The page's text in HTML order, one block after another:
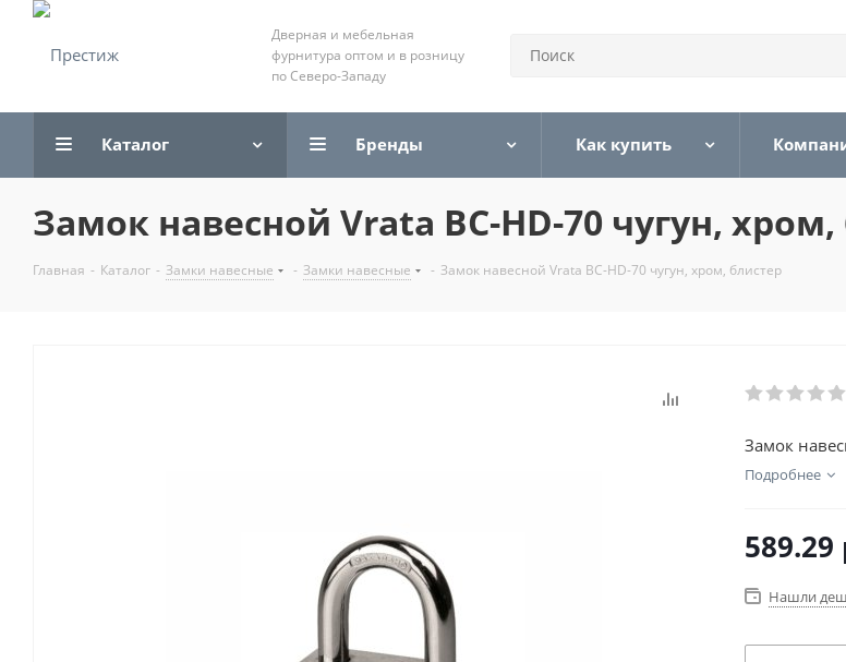
Дверная и мебельная
фурнитура оптом и в розницу
по Северо-Западу
Каталог Бренды Как купить
Замок навесной Vrata ВС-HD-70 чугун, хром,
Главная - Каталог - Замки навесные - Замки навесные - Замок навесной Vrata ВС-HD-70 чугун, хром, блистер
Замок
Подробнее
589.29
Нашли